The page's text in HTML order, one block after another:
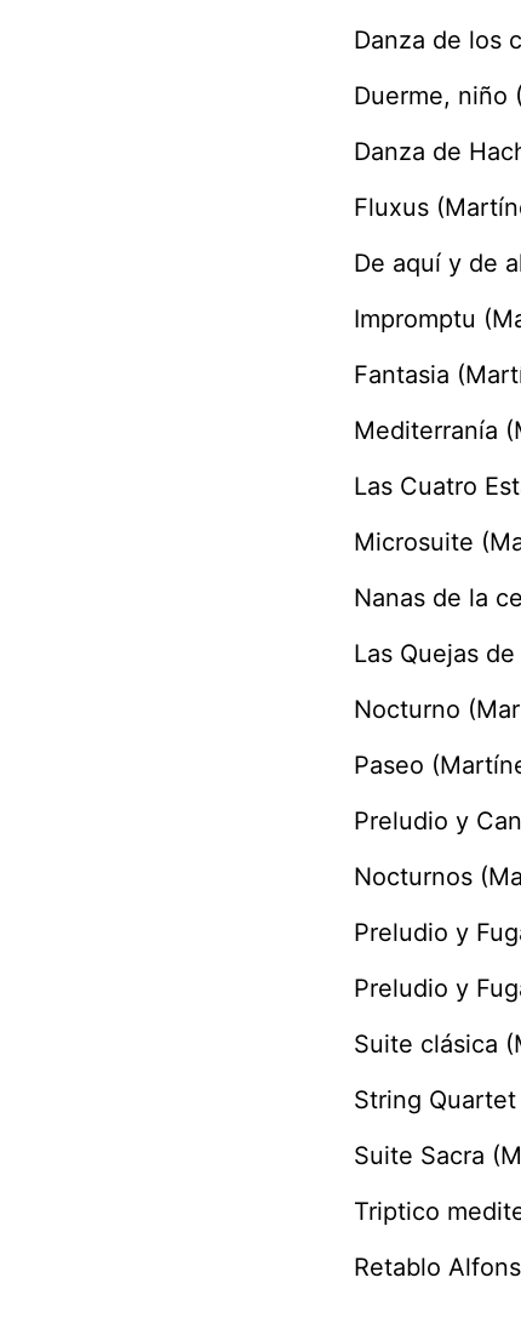
Danza de los
Duerme, niño
Danza de
Fluxus
De aquí y de
Impromptu
Fantasia
Mediterranía
Las Cuatro
Microsuite
Nanas de la
Las Quejas
Nocturno
Paseo
Preludio y
Nocturnos
Preludio y
Preludio y
Suite clásica
String Quartet
Suite Sacra
Triptico
Retablo